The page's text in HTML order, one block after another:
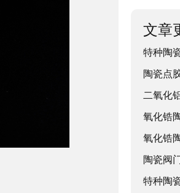
文章
特种陶
陶瓷点
二氧化
氧化锆
氧化锆
陶瓷阀
特种陶